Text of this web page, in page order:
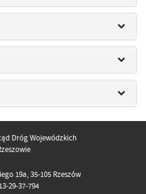
Dróg Wojewódzkich
19a, 35-105 Rzeszów
29-37-794